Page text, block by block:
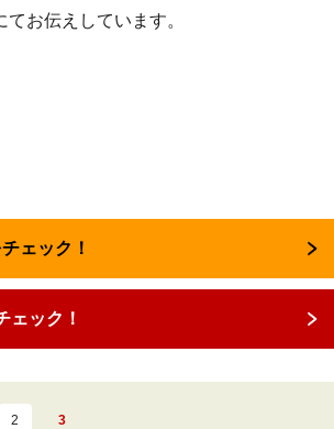
てお伝えしています。
ェック！
ェック！
2 3